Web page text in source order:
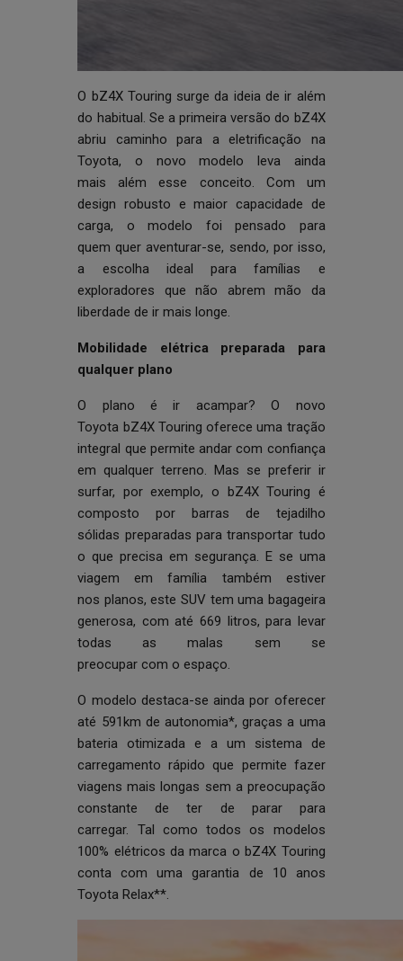
O bZ4X Touring surge da ideia de ir além
do habitual. Se a primeira versão do bZ4X
abriu caminho para a eletrificação na
Toyota, o novo modelo leva ainda
mais além esse conceito. Com um
design robusto e maior capacidade de
carga, o modelo foi pensado para
quem quer aventurar-se, sendo, por isso,
a escolha ideal para famílias e
exploradores que não abrem mão da
liberdade de ir mais longe.
Mobilidade elétrica preparada para
qualquer plano
O plano é ir acampar? O novo
Toyota bZ4X Touring oferece uma tração
integral que permite andar com confiança
em qualquer terreno. Mas se preferir ir
surfar, por exemplo, o bZ4X Touring é
composto por barras de tejadilho
sólidas preparadas para transportar tudo
o que precisa em segurança. E se uma
viagem em família também estiver
nos planos, este SUV tem uma bagageira
generosa, com até 669 litros, para levar
todas as malas sem se
preocupar com o espaço.
O modelo destaca-se ainda por oferecer
até 591km de autonomia*, graças a uma
bateria otimizada e a um sistema de
carregamento rápido que permite fazer
viagens mais longas sem a preocupação
constante de ter de parar para
carregar. Tal como todos os modelos
100% elétricos da marca o bZ4X Touring
conta com uma garantia de 10 anos
Toyota Relax**.